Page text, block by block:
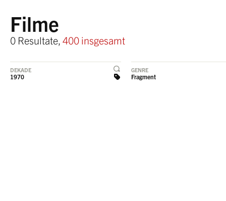
Filme
0 Resultate, 400 insgesamt
DEKADE
1970
GENRE
Fragment